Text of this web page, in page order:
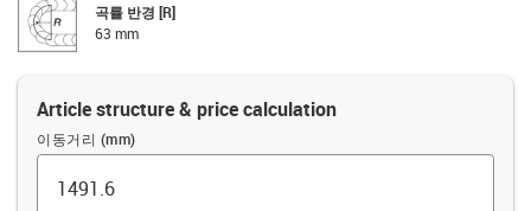
곡률 반경 [R]
63 mm
Article structure & price calculation
이동거리 (mm)